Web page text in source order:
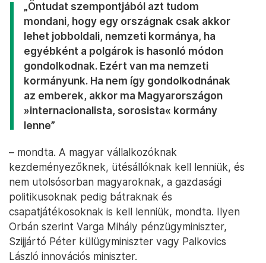
„Öntudat szempontjából azt tudom
mondani, hogy egy országnak csak akkor
lehet jobboldali, nemzeti kormánya, ha
egyébként a polgárok is hasonló módon
gondolkodnak. Ezért van ma nemzeti
kormányunk. Ha nem így gondolkodnának
az emberek, akkor ma Magyarországon
»internacionalista, sorosista« kormány
lenne”
– mondta. A magyar vállalkozóknak
kezdeményezőknek, ütésállóknak kell lenniük, és
nem utolsósorban magyaroknak, a gazdasági
politikusoknak pedig bátraknak és
csapatjátékosoknak is kell lenniük, mondta. Ilyen
Orbán szerint Varga Mihály pénzügyminiszter,
Szijjártó Péter külügyminiszter vagy Palkovics
László innovációs miniszter.